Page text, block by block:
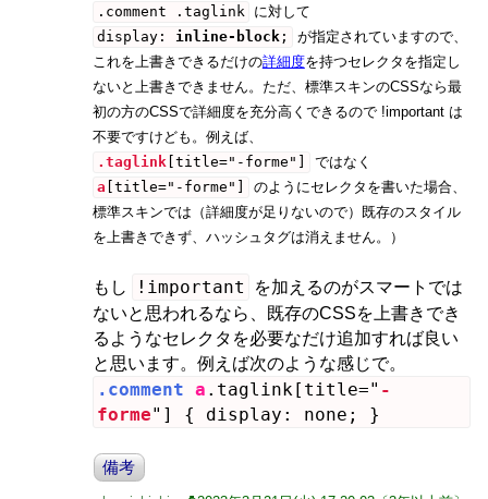
.comment .taglink
に対して
display: inline-block;
が指定されていますので、
これを上書きできるだけの詳細度を持つセレクタを指定し
ないと上書きできません。ただ、標準スキンのCSSなら最
初の方のCSSで詳細度を充分高くできるので !important は
不要ですけども。例えば、
.taglink [title="-forme"]
ではなく
a [title="-forme"]
のようにセレクタを書いた場合、
標準スキンでは（詳細度が足りないので）既存のスタイル
を上書きできず、ハッシュタグは消えません。）
もし !important
を加えるのがスマートでは
ないと思われるなら、既存のCSSを上書きでき
るようなセレクタを必要なだけ追加すれば良い
と思います。例えば次のような感じで。
.comment a .taglink[title=" -
forme"] { display: none; }
備考